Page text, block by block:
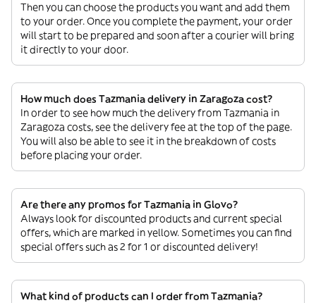
Then you can choose the products you want and add them
to your order. Once you complete the payment, your order
will start to be prepared and soon after a courier will bring
it directly to your door.
How much does Tazmania delivery in Zaragoza cost?
In order to see how much the delivery from Tazmania in
Zaragoza costs, see the delivery fee at the top of the page.
You will also be able to see it in the breakdown of costs
before placing your order.
Are there any promos for Tazmania in Glovo?
Always look for discounted products and current special
offers, which are marked in yellow. Sometimes you can find
special offers such as 2 for 1 or discounted delivery!
What kind of products can I order from Tazmania?